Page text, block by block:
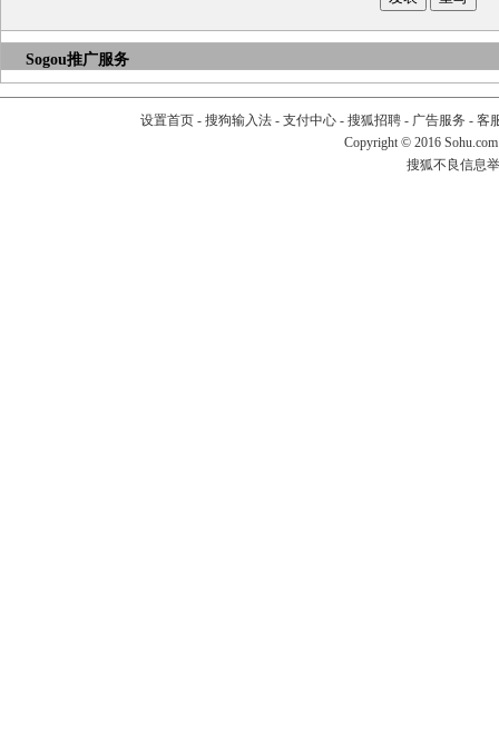
Sogou推广服务
设置首页- 搜狗输入法- 支付中心- 搜狐招聘- 广告服务 - 客
Copyright © 2016
搜狐不良信息